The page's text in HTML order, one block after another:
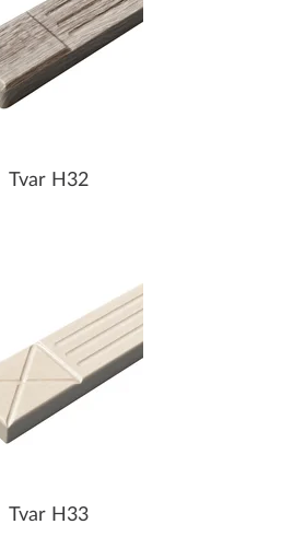
Tvar H32
Tvar H33